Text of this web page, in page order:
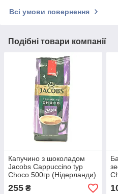
Всі умови повернення
Подібні товари компанії
Капучино з шоколадом
Jacobs Cappuccino typ
Choco 500гр (Нідерланди)
255 ₴